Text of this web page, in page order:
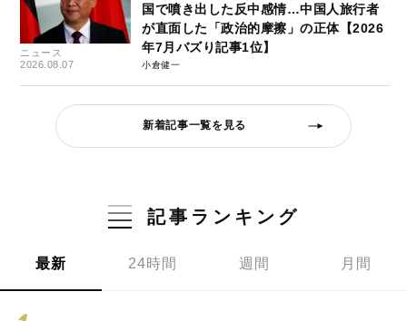
ニュース
2026.08.07
国で噴き出した反中感情…中国人旅行者
が直面した「政治的摩擦」の正体【2026
年7月バズり記事1位】
小倉健一
新着記事一覧を見る
記事ランキング
最新 24時間 週間 月間